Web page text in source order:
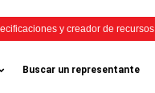
y creador de recursos
Buscar un representante